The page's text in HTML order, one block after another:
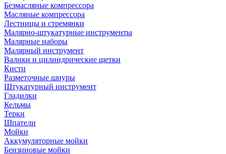
Безмасляные компрессора
Масляные компрессора
Лестницы и стремянки
Малярно-штукатурные инструменты
Малярные наборы
Малярный инструмент
Валики и цилиндрические щетки
Кисти
Разметочные шнуры
Штукатурный инструмент
Гладилки
Кельмы
Терки
Шпатели
Мойки
Аккумуляторные мойки
Бензиновые мойки